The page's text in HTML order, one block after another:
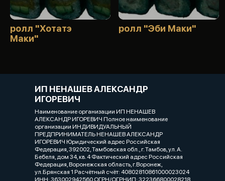
ролл "Хотатэ
Маки"
ролл "Эби Маки"
ИП НЕНАШЕВ АЛЕКСАНДР
ИГОРЕВИЧ
Наименование организации ИП НЕНАШЕВ
АЛЕКСАНДР ИГОРЕВИЧ Полное наименование
организации ИНДИВИДУАЛЬНЫЙ
ПРЕДПРИНИМАТЕЛЬ НЕНАШЕВ АЛЕКСАНДР
ИГОРЕВИЧ Юридический адрес Российская
Федерация, 392002, Тамбовская обл., г. Тамбов, ул. А.
Бебеля, дом 34, кв. 4 Фактический адрес Российская
Федерация, Воронежская область, г.Воронеж,
ул.Брянская 1 Расчётный счёт: 40802810861000023024